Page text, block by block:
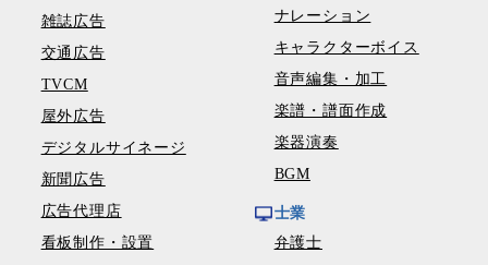
雑誌広告
交通広告
TVCM
屋外広告
デジタルサイネージ
新聞広告
広告代理店
看板制作・設置
ナレーション
キャラクターボイス
音声編集・加工
楽譜・譜面作成
楽器演奏
BGM
士業
弁護士